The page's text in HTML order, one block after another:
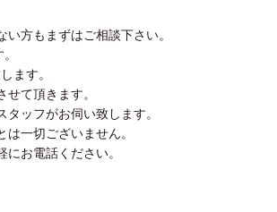
方もまずはご相談下さい。
ます。
て頂きます。
ッフがお伺い致します。
一切ございません。
お電話ください。